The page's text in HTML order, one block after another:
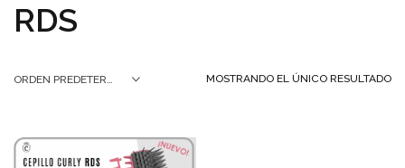
RDS
MOSTRANDO EL ÚNICO RESULTADO
ORDEN PREDETERMINADO